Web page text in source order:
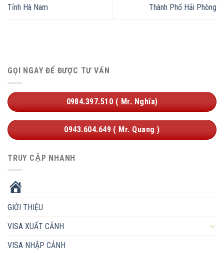
Tỉnh Hà Nam
Thành Phố Hải Phòng
GỌI NGAY ĐỂ ĐƯỢC TƯ VẤN
0984.397.510 ( Mr. Nghĩa)
0943.604.649 ( Mr. Quang )
TRUY CẬP NHANH
GIỚI THIỆU
VISA XUẤT CẢNH
VISA NHẬP CẢNH